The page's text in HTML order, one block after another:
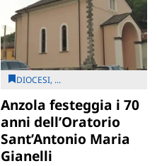
DIOCESI, ...
Anzola festeggia i 70
anni dell’Oratorio
Sant’Antonio Maria
Gianelli